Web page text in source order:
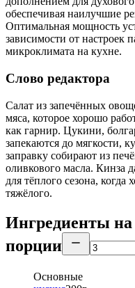
обеспечивая наилучшие
Оптимальная мощность
зависимости от настроек
микроклимата на кухне.
Слово редактора
Салат из запечённых
мяса, которое хорошо
как гарнир. Цукини,
запекаются до мягкости,
заправку собирают из
оливкового масла. Кинза
для тёплого сезона, когда
тяжёлого.
Ингредиенты на
порции
Основные